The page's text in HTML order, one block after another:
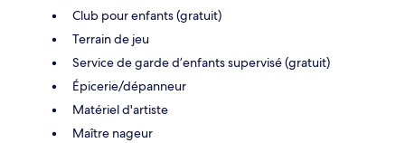
Club pour enfants (gratuit)
Terrain de jeu
Service de garde d’enfants supervisé (gratuit)
Épicerie/dépanneur
Matériel d'artiste
Maître nageur